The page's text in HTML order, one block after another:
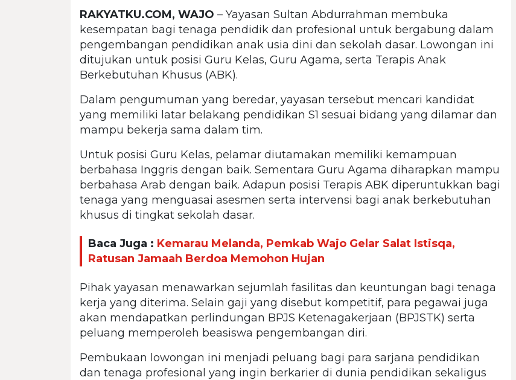
RAKYATKU.COM, WAJO – Yayasan Sultan Abdurrahman membuka
kesempatan bagi tenaga pendidik dan profesional untuk bergabung dalam
pengembangan pendidikan anak usia dini dan sekolah dasar. Lowongan ini
ditujukan untuk posisi Guru Kelas, Guru Agama, serta Terapis Anak
Berkebutuhan Khusus (ABK).
Dalam pengumuman yang beredar, yayasan tersebut mencari kandidat
yang memiliki latar belakang pendidikan S1 sesuai bidang yang dilamar dan
mampu bekerja sama dalam tim.
Untuk posisi Guru Kelas, pelamar diutamakan memiliki kemampuan
berbahasa Inggris dengan baik. Sementara Guru Agama diharapkan mampu
berbahasa Arab dengan baik. Adapun posisi Terapis ABK diperuntukkan bagi
tenaga yang menguasai asesmen serta intervensi bagi anak berkebutuhan
khusus di tingkat sekolah dasar.
Baca Juga : Kemarau Melanda, Pemkab Wajo Gelar Salat Istisqa,
Ratusan Jamaah Berdoa Memohon Hujan
Pihak yayasan menawarkan sejumlah fasilitas dan keuntungan bagi tenaga
kerja yang diterima. Selain gaji yang disebut kompetitif, para pegawai juga
akan mendapatkan perlindungan BPJS Ketenagakerjaan (BPJSTK) serta
peluang memperoleh beasiswa pengembangan diri.
Pembukaan lowongan ini menjadi peluang bagi para sarjana pendidikan
dan tenaga profesional yang ingin berkarier di dunia pendidikan sekaligus